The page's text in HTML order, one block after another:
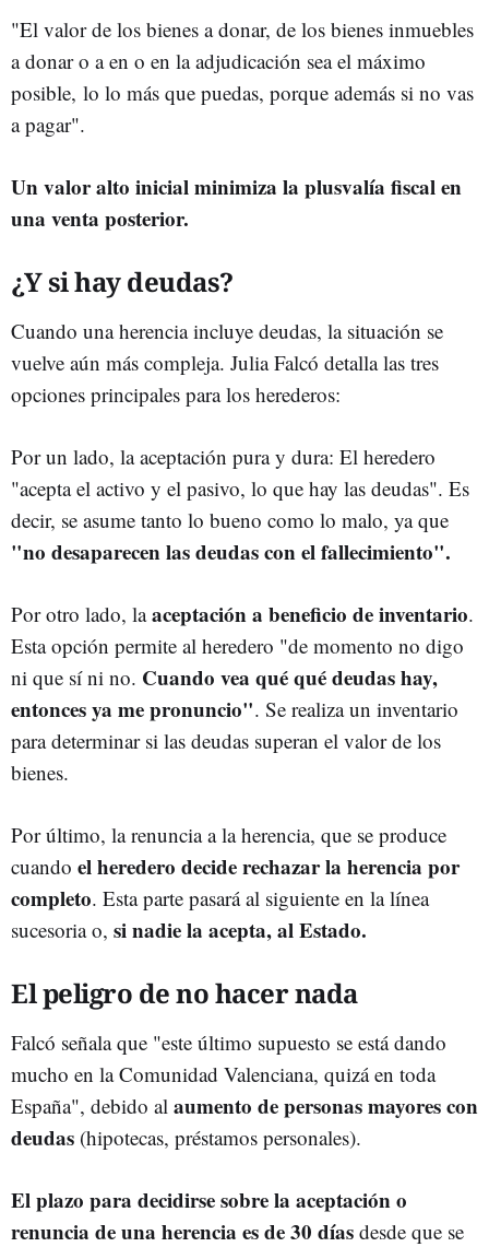
"El valor de los bienes a donar, de los bienes inmuebles
a donar o a en o en la adjudicación sea el máximo
posible, lo lo más que puedas, porque además si no vas
a pagar".
Un valor alto inicial minimiza la plusvalía fiscal en
una venta posterior.
¿Y si hay deudas?
Cuando una herencia incluye deudas, la situación se
vuelve aún más compleja. Julia Falcó detalla las tres
opciones principales para los herederos:
Por un lado, la aceptación pura y dura: El heredero
"acepta el activo y el pasivo, lo que hay las deudas". Es
decir, se asume tanto lo bueno como lo malo, ya que
"no desaparecen las deudas con el fallecimiento".
Por otro lado, laaceptación a beneficio de inventario.
Esta opción permite al heredero "de momento no digo
ni que sí ni no. Cuando vea qué qué deudas hay,
entonces ya me pronuncio". Se realiza un inventario
para determinar si las deudas superan el valor de los
bienes.
Por último, la renuncia a la herencia, que se produce
cuando el heredero decide rechazar la herencia por
completo. Esta parte pasará al siguiente en la línea
sucesoria o, si nadie la acepta, al Estado.
El peligro de no hacer nada
Falcó señala que "este último supuesto se está dando
mucho en la Comunidad Valenciana, quizá en toda
España", debido al aumento de personas mayores con
deudas (hipotecas, préstamos personales).
El plazo para decidirse sobre la aceptación o
renuncia de una herencia es de 30 días desde que se